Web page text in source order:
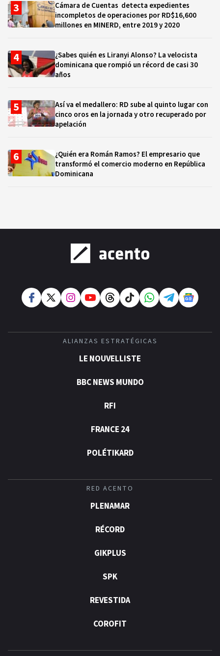
Cámara de Cuentas detecta expedientes
incompletos de operaciones por RD$16,600
millones en MINERD, entre 2019 y 2020
¿Sabes quién es Liranyi Alonso? La velocista
dominicana que rompió un récord de casi 30
años
Así va el medallero: RD sube al quinto lugar con
cinco oros en la jornada y otro recuperado por
apelación
¿Quién era Román Ramos? El empresario que
transformó el comercio moderno en República
Dominicana
ALIANZAS ESTRATÉGICAS
LE NOUVELLISTE
BBC NEWS MUNDO
RFI
FRANCE 24
POLÉTIKARD
RED ACENTO
PLENAMAR
RÉCORD
GIKPLUS
SPK
REVESTIDA
COROFIT